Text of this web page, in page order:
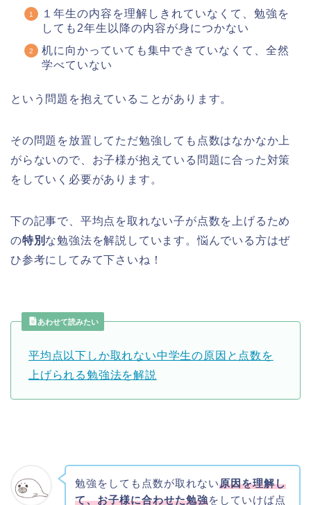
１年生の内容を理解しきれていなくて、勉強を
しても2年生以降の内容が身につかない
机に向かっていても集中できていなくて、全然
学べていない
という問題を抱えていることがあります。
その問題を放置してただ勉強しても点数はなかなか上
がらないので、お子様が抱えている問題に合った対策
をしていく必要があります。
下の記事で、平均点を取れない子が点数を上げるため
の特別 な勉強法を解説しています。悩んでいる方はぜ
ひ参考にしてみて下さいね！
あわせて読みたい
平均点以下しか取れない中学生の原因と点数を
上げられる勉強法を解説
勉強をしても点数が取れない原因を理解し
て、お子様に合わせた勉強をしていけば点